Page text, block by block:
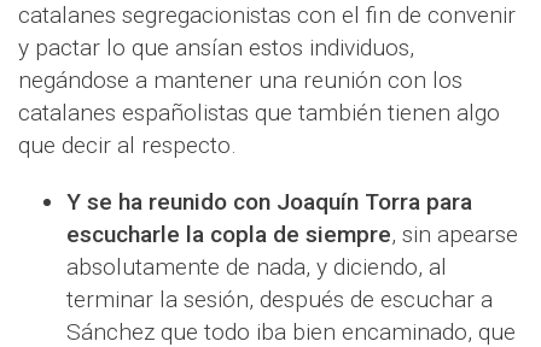
catalanes segregacionistas con el fin de convenir
y pactar lo que ansían estos individuos,
negándose a mantener una reunión con los
catalanes españolistas que también tienen algo
que decir al respecto.
Y se ha reunido con Joaquín Torra para
escucharle la copla de siempre, sin apearse
absolutamente de nada, y diciendo, al
terminar la sesión, después de escuchar a
Sánchez que todo iba bien encaminado, que